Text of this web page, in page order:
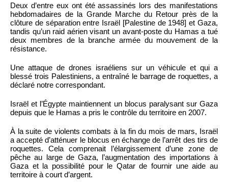
Deux d’entre eux ont été assassinés lors des manifestations
hebdomadaires de la Grande Marche du Retour près de la
clôture de séparation entre Israël [Palestine de 1948] et Gaza,
tandis qu’un raid aérien visant un avant-poste du Hamas a tué
deux membres de la branche armée du mouvement de la
résistance.
Une attaque de drones israéliens sur un véhicule et qui a
blessé trois Palestiniens, a entraîné le barrage de roquettes, a
déclaré notre correspondant.
Israël et l’Égypte maintiennent un blocus paralysant sur Gaza
depuis que le Hamas a pris le contrôle du territoire en 2007.
À la suite de violents combats à la fin du mois de mars, Israël
a accepté d’atténuer le blocus en échange de l’arrêt des tirs de
roquettes. Cela comprenait l’élargissement d’une zone de
pêche au large de Gaza, l’augmentation des importations à
Gaza et la possibilité pour le Qatar de fournir une aide au
territoire à court d’argent.